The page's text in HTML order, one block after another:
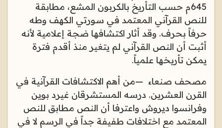
645م حسب التأريخ بالكربون المشع، مطابقة
للنص القرآني المعتمد في سورتي الكهف وطه
حرفاً بحرف. وقد أثار اكتشافها ضجة إعلامية لأنه
أثبت أن النص القرآني لم يتغير منذ أقدم فترة
يمكن تأريخها علمياً.
مصحف صنعاء —من أهم الاكتشافات القرآنية في
القرن العشرين. درسه المستشرقان غيرد بوين
وفرانسوا ديروش واعترفا أن النص مطابق للنص
المعتمد مع اختلافات طفيفة جداً في الرسم لا في